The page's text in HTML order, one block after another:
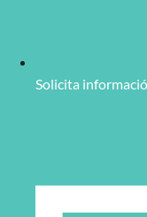
Lentes y
Nuestros lentes
rendimiento de los
como lentes
Las iluminaciones LED
configurable,
Solicita